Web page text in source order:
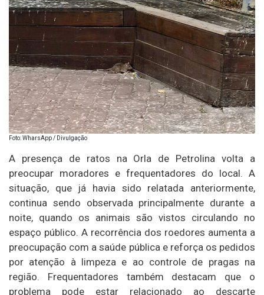
Foto: WharsApp / Divulgação
A presença de ratos na Orla de Petrolina volta a
preocupar moradores e frequentadores do local. A
situação, que já havia sido relatada anteriormente,
continua sendo observada principalmente durante a
noite, quando os animais são vistos circulando no
espaço público. A recorrência dos roedores aumenta a
preocupação com a saúde pública e reforça os pedidos
por atenção à limpeza e ao controle de pragas na
região. Frequentadores também destacam que o
problema pode estar relacionado ao descarte